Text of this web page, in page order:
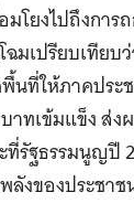
โยงไปถึงการ
มเปรียบเทียบ
นที่ให้ภาคปร
ทเข้มแข็ง ส่ง
รัฐธรรมนูญปี
งของประชาช